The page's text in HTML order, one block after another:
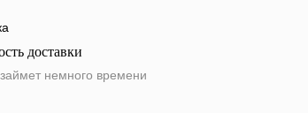
доставки
немного времени